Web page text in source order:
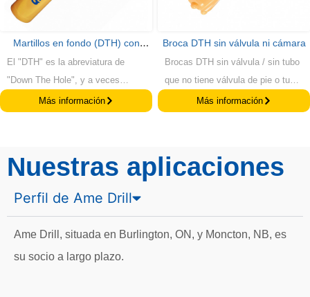
de material, lo que la convierte en
proyectos en los que es necesario
perforar repetidamente.
Martillos en fondo (DTH) con
vástago QL
El "DTH" es la abreviatura de
"Down The Hole", y a veces
también se llama "RAB" en
algunos mercados, entonces el
martillos en fondo (DTH) con
ampliamente en minería,
civil y perforación de pozos de
agua. Combinando materias
Más información
Broca DTH sin válvula ni cámara
Brocas DTH sin válvula / sin tubo
que no tiene válvula de pie o tubo
son ampliamente utilizados para
la minería, canteras,
Combinando materias primas de
botón DTH para que coincida con
Más información
Nuestras aplicaciones
Perfil de Ame Drill
Ame Drill, situada en Burlington, ON, y Moncton, NB, es
su socio a largo plazo.